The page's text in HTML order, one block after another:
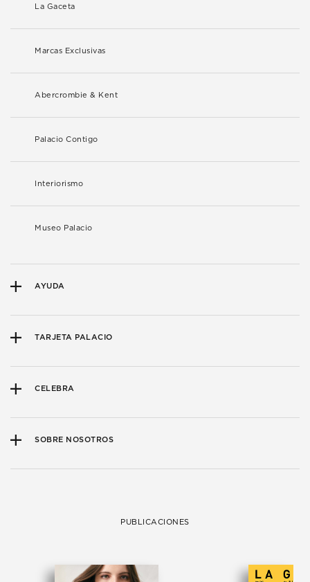
La Gaceta
Marcas Exclusivas
Abercrombie & Kent
Palacio Contigo
Interiorismo
Museo Palacio
AYUDA
TARJETA PALACIO
CELEBRA
SOBRE NOSOTROS
PUBLICACIONES